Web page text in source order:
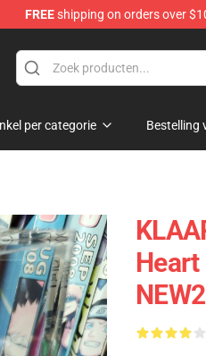
FREEshipping on orders over
per categorie Bestelling
Heart